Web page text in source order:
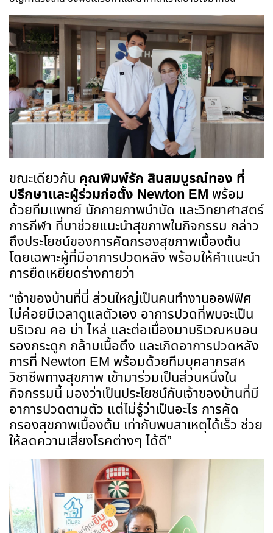
ขณะเดียวกัน คุณพิมพ์รัก สินสมบูรณ์ทอง ที่
ปรึกษาและผู้ร่วมก่อตั้ง Newton EM พร้อม
ด้วยทีมแพทย์ นักกายภาพบำบัด และวิทยาศาสตร์
การกีฬา ที่มาช่วยแนะนำสุขภาพในกิจกรรม กล่าว
ถึงประโยชน์ของการคัดกรองสุขภาพเบื้องต้น
โดยเฉพาะผู้ที่มีอาการปวดหลัง พร้อมให้คำแนะนำ
การยืดเหยียดร่างกายว่า
“เจ้าของบ้านที่นี่ ส่วนใหญ่เป็นคนทำงานออฟฟิศ
ไม่ค่อยมีเวลาดูแลตัวเอง อาการปวดที่พบจะเป็น
บริเวณ คอ บ่า ไหล่ และต่อเนื่องมาบริเวณหมอน
รองกระดูก กล้ามเนื้อตึง และเกิดอาการปวดหลัง
การที่ Newton EM พร้อมด้วยทีมบุคลากรสห
วิชาชีพทางสุขภาพ เข้ามาร่วมเป็นส่วนหนึ่งใน
กิจกรรมนี้ มองว่าเป็นประโยชน์กับเจ้าของบ้านที่มี
อาการปวดตามตัว แต่ไม่รู้ว่าเป็นอะไร การคัด
กรองสุขภาพเบื้องต้น เท่ากับพบสาเหตุได้เร็ว ช่วย
ให้ลดความเสี่ยงโรคต่างๆ ได้ดี”